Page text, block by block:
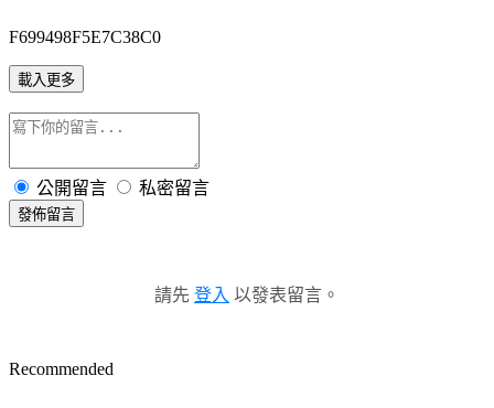
F699498F5E7C38C0
載入更多
公開留言 私密留言
發佈留言
請先 登入 以發表留言。
Recommended